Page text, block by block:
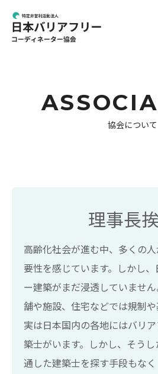
協会について
理事長
高齢化社会が進む中、多くの
要性を感じています。しかし
ー建築がまだ浸透していませ
舗や施設、住宅などでは規制や
実は日本国内の各地にはバリ
築士がいます。しかし、そう
通した建築士を探す手段もな